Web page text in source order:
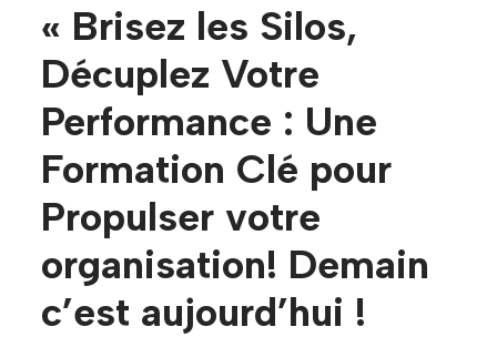
« Brisez les Silos,
Décuplez Votre
Performance : Une
Formation Clé pour
Propulser votre
organisation! Demain
c’est aujourd’hui !